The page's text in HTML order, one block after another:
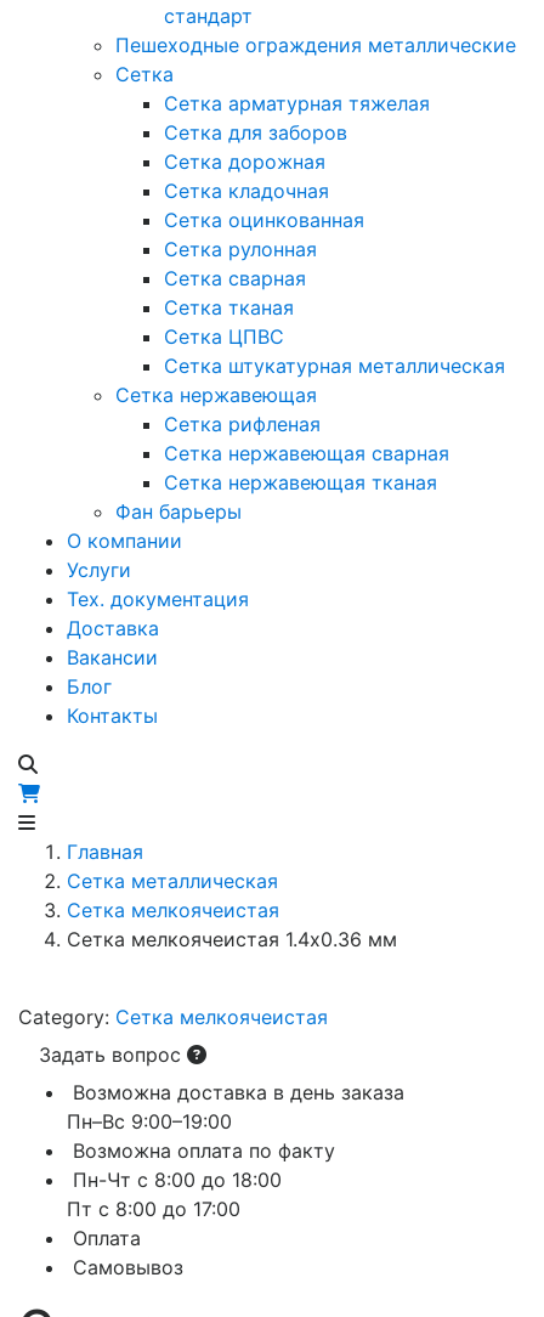
стандарт
Пешеходные ограждения металлические
Сетка
Сетка арматурная тяжелая
Сетка для заборов
Сетка дорожная
Сетка кладочная
Сетка оцинкованная
Сетка рулонная
Сетка сварная
Сетка тканая
Сетка ЦПВС
Сетка штукатурная металлическая
Сетка нержавеющая
Сетка рифленая
Сетка нержавеющая сварная
Сетка нержавеющая тканая
Фан барьеры
О компании
Услуги
Тех. документация
Доставка
Вакансии
Блог
Контакты
Главная
Сетка металлическая
Сетка мелкоячеистая
Сетка мелкоячеистая 1.4х0.36 мм
Category: Сетка мелкоячеистая
Задать вопрос
Возможна доставка в день заказа
Пн–Вс 9:00–19:00
Возможна оплата по факту
Пн-Чт с 8:00 до 18:00
Пт с 8:00 до 17:00
Оплата
Самовывоз